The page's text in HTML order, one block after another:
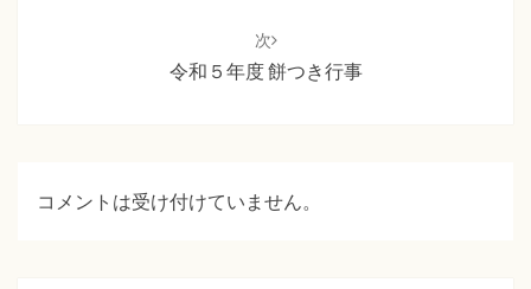
次
令和５年度 餅つき行事
コメントは受け付けていません。